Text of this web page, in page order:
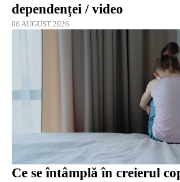
dependenței / video
06 AUGUST 2026
Ce se întâmplă în creierul